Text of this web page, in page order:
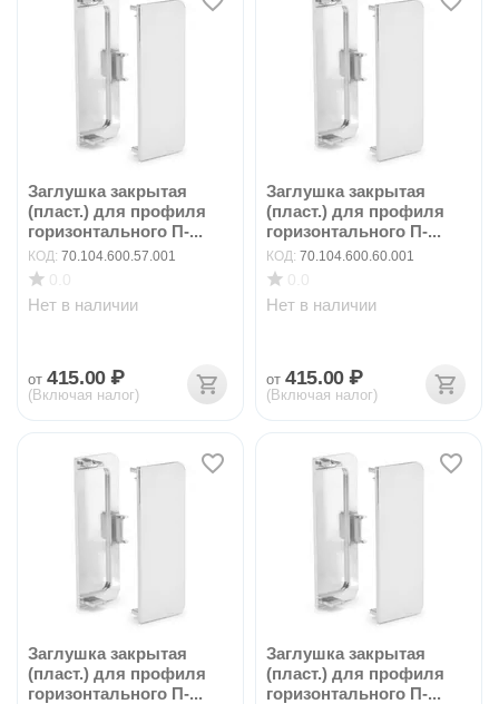
Заглушка закрытая
(пласт.) для профиля
горизонтального П-...
КОД: 70.104.600.57.001
Нет в наличии
от 415.00 ₽
(Включая налог)
Заглушка закрытая
(пласт.) для профиля
горизонтального П-...
КОД: 70.104.600.60.001
Нет в наличии
от 415.00 ₽
(Включая налог)
Заглушка закрытая
(пласт.) для профиля
горизонтального П-...
Заглушка закрытая
(пласт.) для профиля
горизонтального П-...